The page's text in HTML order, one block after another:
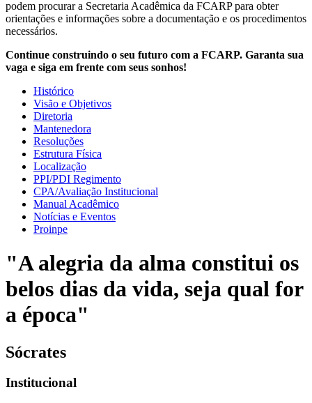
podem procurar a Secretaria Acadêmica da FCARP para obter
orientações e informações sobre a documentação e os procedimentos
necessários.
Continue construindo o seu futuro com a FCARP. Garanta sua
vaga e siga em frente com seus sonhos!
Histórico
Visão e Objetivos
Diretoria
Mantenedora
Resoluções
Estrutura Física
Localização
PPI/PDI Regimento
CPA/Avaliação Institucional
Manual Acadêmico
Notícias e Eventos
Proinpe
"A alegria da alma constitui os
belos dias da vida, seja qual for
a época"
Sócrates
Institucional